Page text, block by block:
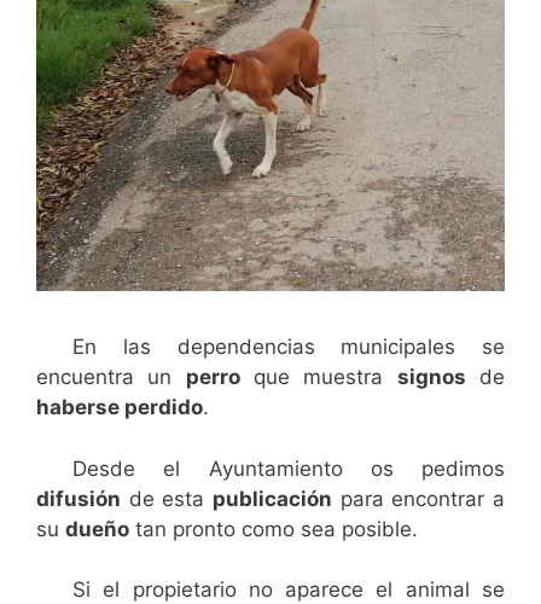
En las dependencias municipales se
encuentra un perroque muestra signos de
haberse perdido.
Desde el Ayuntamiento os pedimos
difusión de esta publicación para encontrar a
su dueño tan pronto como sea posible.
Si el propietario no aparece el animal se